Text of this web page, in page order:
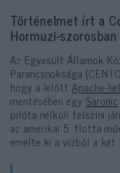
Történelmet írt a
Hormuzi-szorosban
Az Egyesült Államok
Parancsnoksága
hogy a lelőttApache-
mentésében egy Saronic
pilóta nélküli felszíni
az amerikai 5. flotta
emelte ki a vízből a két